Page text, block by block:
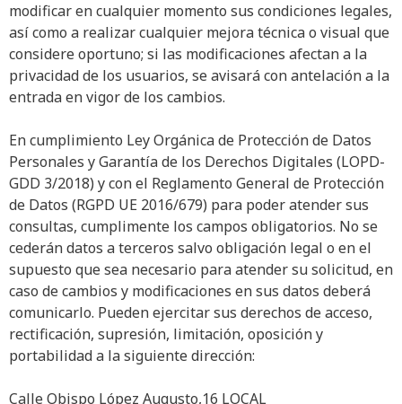
modificar en cualquier momento sus condiciones legales,
así como a realizar cualquier mejora técnica o visual que
considere oportuno; si las modificaciones afectan a la
privacidad de los usuarios, se avisará con antelación a la
entrada en vigor de los cambios.
En cumplimiento Ley Orgánica de Protección de Datos
Personales y Garantía de los Derechos Digitales (LOPD-
GDD 3/2018) y con el Reglamento General de Protección
de Datos (RGPD UE 2016/679) para poder atender sus
consultas, cumplimente los campos obligatorios. No se
cederán datos a terceros salvo obligación legal o en el
supuesto que sea necesario para atender su solicitud, en
caso de cambios y modificaciones en sus datos deberá
comunicarlo. Pueden ejercitar sus derechos de acceso,
rectificación, supresión, limitación, oposición y
portabilidad a la siguiente dirección:
Calle Obispo López Augusto,16 LOCAL